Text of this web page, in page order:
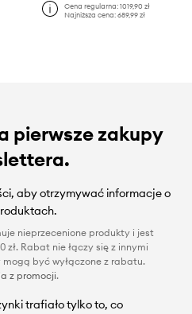
Cena regularna: 1019,90 zł
Najniższa cena: 689,99 zł
pierwsze zakupy
aby otrzymywać informacje o
nieprzecenione produkty i jest
Rabat nie łączy się z innymi
być wyłączone z rabatu.
z promocji.
trafiało tylko to, co